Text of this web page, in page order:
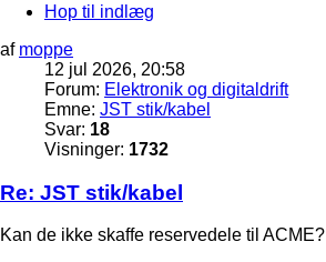
Hop til indlæg
af moppe
12 jul 2026, 20:58
Forum: Elektronik og digitaldrift
Emne: JST stik/kabel
Svar: 18
Visninger: 1732
Re: JST stik/kabel
Kan de ikke skaffe reservedele til ACME?